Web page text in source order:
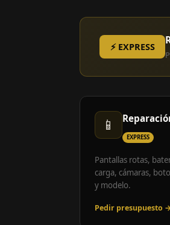
⚡ EXPRESS
📱
EXPRESS
Pantallas rotas,
carga, cámaras,
y modelo.
Pedir presupuesto